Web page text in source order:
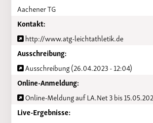
Aachener TG
Kontakt:
http://www.atg-leichtathletik.de
Ausschreibung:
Ausschreibung (26.04.2023 - 12:04)
Online-Anmeldung:
Online-Meldung auf LA.Net 3 bis
Live-Ergebnisse: